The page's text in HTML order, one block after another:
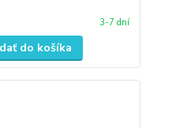
3-7 dní
do košíka